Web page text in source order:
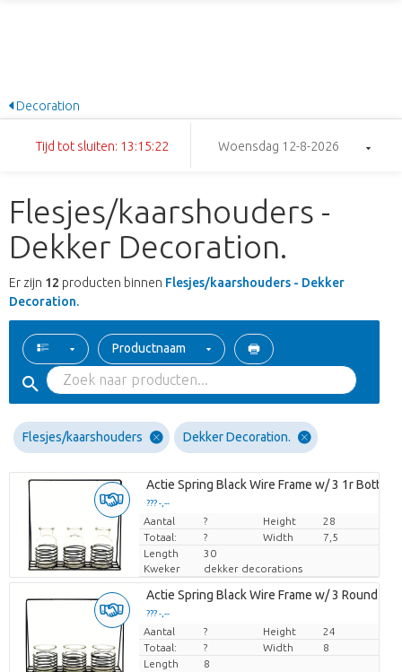
Decoration
Tijd tot sluiten: 13:15:22 Woensdag 12-8-2026
Flesjes/kaarshouders -
Dekker Decoration.
Er zijn 12 producten binnen Flesjes/kaarshouders - Dekker
Decoration.
Productnaam
Flesjes/kaarshouders Dekker Decoration.
Actie Spring Black Wire Frame w/ 3 1r Bottles
??? -,--
Prijs per stuk
Aantal ? Height
28
Totaal:
? Width
7,5
Length
30
Kweker
dekker decorations
Actie Spring Black Wire Frame w/ 3 Round
??? -,--
Prijs per stuk
Aantal ? Height
24
Totaal:
? Width
8
Length
8